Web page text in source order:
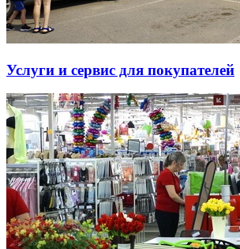
Услуги и сервис для покупателей